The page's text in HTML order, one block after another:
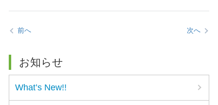
前へ 次へ
お知らせ
What’s New!!